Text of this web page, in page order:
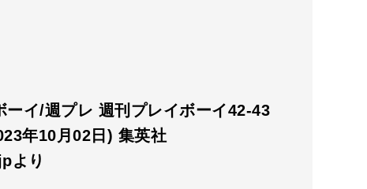
ーイ/週プレ 週刊プレイボーイ42-43
年10月02日) 集英社
より